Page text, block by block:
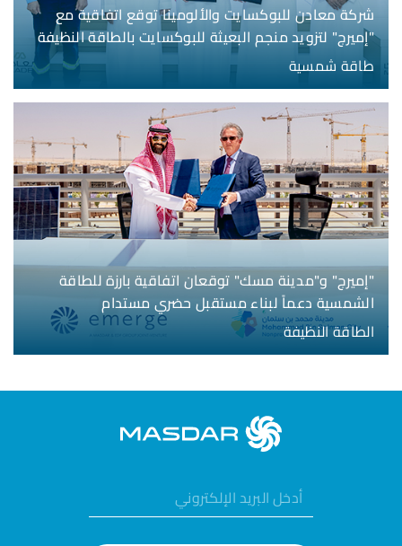
شركة معادن للبوكسايت والألومينا توقع اتفاقية مع
"إميرج" لتزويد منجم البعيثة للبوكسايت بالطاقة النظيفة
طاقة شمسية
"إميرج" و"مدينة مسك" توقعان اتفاقية بارزة للطاقة
الشمسية دعماً لبناء مستقبل حضري مستدام
الطاقة النظيفة